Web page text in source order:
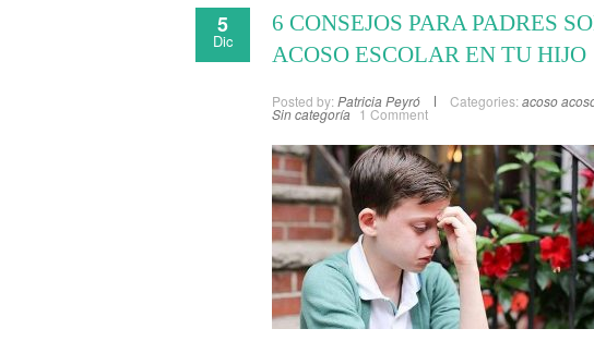
5
Dic
6 CONSEJOS PARA PADRES
ACOSO ESCOLAR EN TU HIJO
Posted by: Patricia Peyró Categories: acoso
Sin categoría 1 Comment